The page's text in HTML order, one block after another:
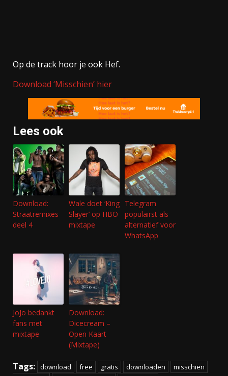
Op de track hoor je ook Hef.
Download ‘Misschien’ hier
Lees ook
Download:
Straatremixes
deel 4
Wale doet ‘King
Slayer’ op HBO
mixtape
Telegram
populairst als
alternatief voor
WhatsApp
JoJo bedankt
fans met
mixtape
Download:
Dicecream –
Open Kaart
(Mixtape)
Tags: download free gratis downloaden
misschien